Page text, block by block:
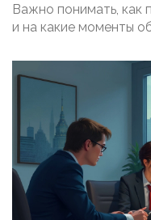
Важно понимать, как
и на какие моменты
другую компанию
товарищества
узнаете о тонкостях
могут возникнуть.